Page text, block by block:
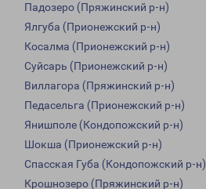
Падозеро (Пряжинский р-н)
Ялгуба (Прионежский р-н)
Косалма (Прионежский р-н)
Суйсарь (Прионежский р-н)
Виллагора (Пряжинский р-н)
Педасельга (Прионежский р-н)
Янишполе (Кондопожский р-н)
Шокша (Прионежский р-н)
Спасская Губа (Кондопожский р-н)
Крошнозеро (Пряжинский р-н)